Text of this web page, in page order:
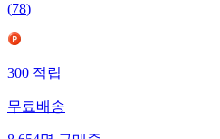
(78)
300적립
무료배송